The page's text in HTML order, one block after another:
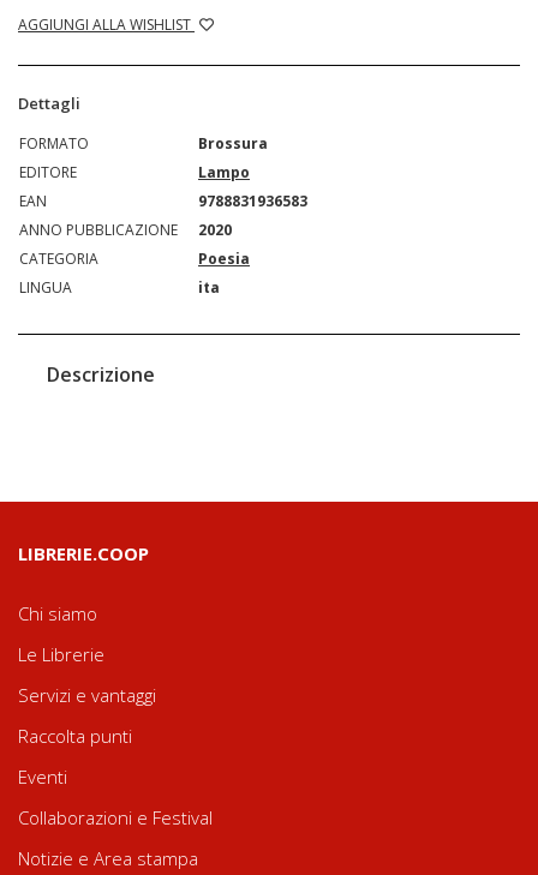
AGGIUNGI ALLA WISHLIST
Dettagli
FORMATO
Brossura
EDITORE
Lampo
EAN
9788831936583
ANNO PUBBLICAZIONE
2020
CATEGORIA
Poesia
LINGUA
ita
Descrizione
LIBRERIE.COOP
Chi siamo
Le Librerie
Servizi e vantaggi
Raccolta punti
Eventi
Collaborazioni e Festival
Notizie e Area stampa